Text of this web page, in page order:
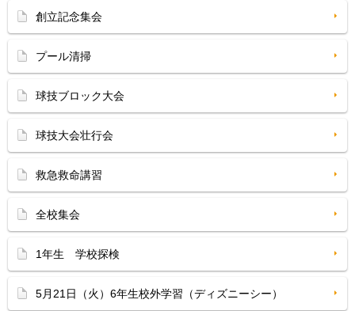
創立記念集会
プール清掃
球技ブロック大会
球技大会壮行会
救急救命講習
全校集会
1年生 学校探検
5月21日（火）6年生校外学習（ディズニーシー）